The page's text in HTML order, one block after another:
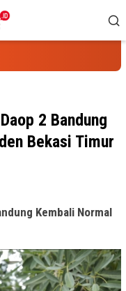
2 Bandung
Bekasi Timur
Kembali Normal